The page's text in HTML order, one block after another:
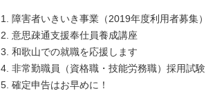
1. 障害者いきいき事業（2019年度利用者募集）
2. 意思疎通支援奉仕員養成講座
3. 和歌山での就職を応援します
4. 非常勤職員（資格職・技能労務職）採用試験
5. 確定申告はお早めに！